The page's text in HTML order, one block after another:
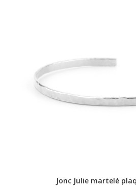
Jonc Julie martelé